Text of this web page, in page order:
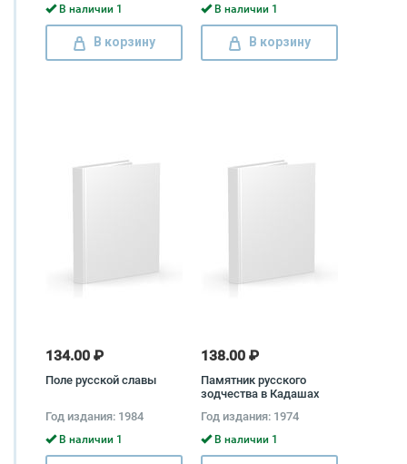
В наличии 1
В корзину
В наличии 1
В корзину
134.00 ₽
Поле русской славы
Год издания: 1984
В наличии 1
138.00 ₽
Памятник русского
зодчества в Кадашах
Год издания: 1974
В наличии 1